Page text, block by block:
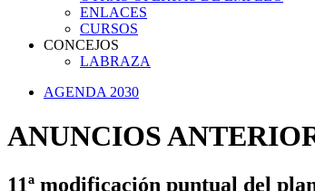
ENLACES
CURSOS
CONCEJOS
LABRAZA
AGENDA 2030
ANUNCIOS
11ª modificación puntual del